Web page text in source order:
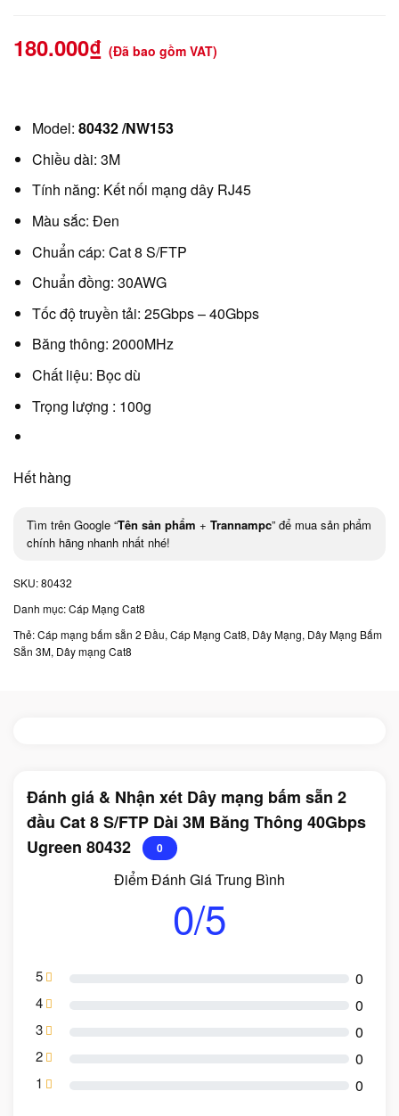
180.000₫ (Đã bao gồm VAT)
Model: 80432 /NW153
Chiều dài: 3M
Tính năng: Kết nối mạng dây RJ45
Màu sắc: Đen
Chuẩn cáp: Cat 8 S/FTP
Chuẩn đồng: 30AWG
Tốc độ truyền tải: 25Gbps – 40Gbps
Băng thông: 2000MHz
Chất liệu: Bọc dù
Trọng lượng : 100g
Hết hàng
Tìm trên Google “Tên sản phẩm + Trannampc” để mua sản phẩm
chính hãng nhanh nhất nhé!
SKU:80432
Danh mục:Cáp Mạng Cat8
Thẻ:Cáp mạng bấm sẵn 2 Đầu, Cáp Mạng Cat8, Dây Mạng, Dây Mạng Bấm
Sẵn 3M, Dây mạng Cat8
Đánh giá & Nhận xét Dây mạng bấm sẵn 2
đầu Cat 8 S/FTP Dài 3M Băng Thông 40Gbps
Ugreen 80432
0
Điểm Đánh Giá Trung Bình
0/5
5 0
4 0
3 0
2 0
1 0